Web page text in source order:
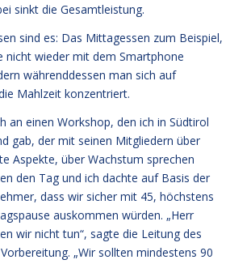
sinkt die Gesamtleistung.
sind es: Das Mittagessen zum Beispiel,
nicht wieder mit dem Smartphone
währenddessen man sich auf
Mahlzeit konzentriert.
an einen Workshop, den ich in Südtirol
gab, der mit seinen Mitgliedern über
Aspekte, über Wachstum sprechen
den Tag und ich dachte auf Basis der
dass wir sicher mit 45, höchstens
auskommen würden. „Herr
wir nicht tun“, sagte die Leitung des
„Wir sollten mindestens 90